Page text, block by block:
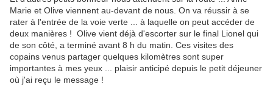
Marie et Olive viennent au-devant de nous. On va réussir à se
rater à l'entrée de la voie verte ... à laquelle on peut accéder de
deux manières ! Olive vient déjà d'escorter sur le final Lionel qui
de son côté, a terminé avant 8 h du matin. Ces visites des
copains venus partager quelques kilomètres sont super
importantes à mes yeux ... plaisir anticipé depuis le petit déjeuner
où j'ai reçu le message !